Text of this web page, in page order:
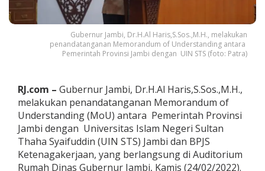
M
o
U
D
e
n
n
U
I
d
a
n
B
Gubernur Jambi, Dr.H.Al Haris,S.Sos.,M.H., melakukan
penandatanganan Memorandum of Understanding antara
Pemerintah Provinsi Jambi dengan UIN STS (foto: Patra)
RJ.com – Gubernur Jambi, Dr.H.Al Haris,S.Sos.,M.H.,
melakukan penandatanganan Memorandum of
Understanding (MoU) antara Pemerintah Provinsi
Jambi dengan Universitas Islam Negeri Sultan
Thaha Syaifuddin (UIN STS) Jambi dan BPJS
Ketenagakerjaan, yang berlangsung di Auditorium
Rumah Dinas Gubernur Jambi, Kamis (24/02/2022).